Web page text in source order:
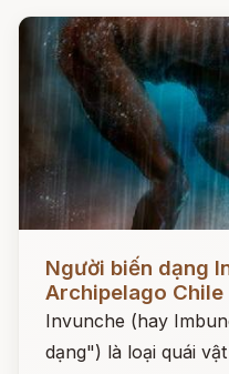
Người biến dạng
Archipelago Chile
Invunche (hay
dạng") là loại quái